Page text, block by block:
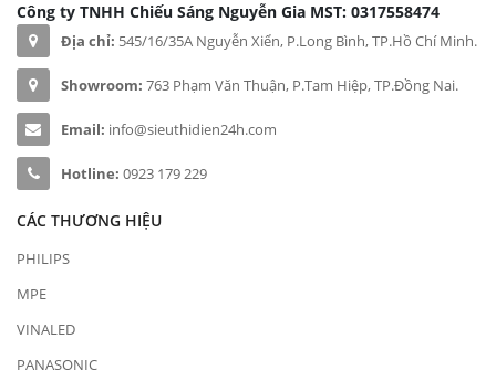
Công ty TNHH Chiếu Sáng Nguyễn Gia MST: 0317558474
Địa chỉ: 545/16/35A Nguyễn Xiển, P.Long Bình, TP.Hồ Chí Minh.
Showroom: 763 Phạm Văn Thuận, P.Tam Hiệp, TP.Đồng Nai.
Email: info@sieuthidien24h.com
Hotline: 0923 179 229
CÁC THƯƠNG HIỆU
PHILIPS
MPE
VINALED
PANASONIC